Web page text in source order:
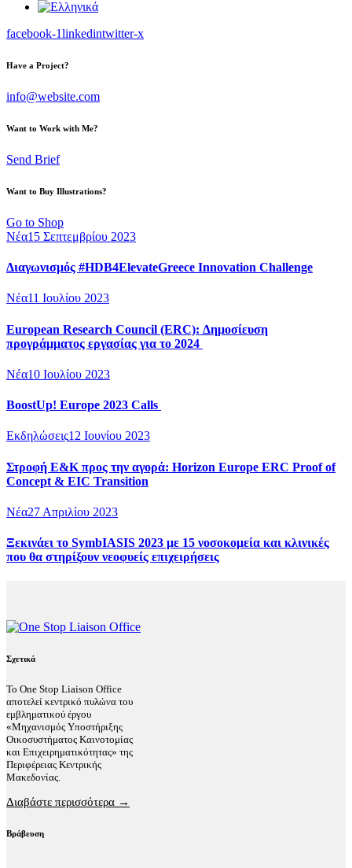
facebook-1linkedintwitter-x
Have a Project?
info@website.com
Want to Work with Me?
Send Brief
Want to Buy Illustrations?
Go to Shop
Νέα15 Σεπτεμβρίου 2023
Διαγωνισμός #HDB4ElevateGreece Innovation Challenge
Νέα11 Ιουλίου 2023
European Research Council (ERC): Δημοσίευση
προγράμματος εργασίας για το 2024
Νέα10 Ιουλίου 2023
BoostUp! Europe 2023 Calls
Εκδηλώσεις12 Ιουνίου 2023
Στροφή Ε&Κ προς την αγορά: Horizon Europe ERC Proof of
Concept & EIC Transition
Νέα27 Απριλίου 2023
Ξεκινάει το SymbIASIS 2023 με 15 νοσοκομεία και κλινικές
που θα στηρίξουν νεοφυείς επιχειρήσεις
Σχετικά
Το One Stop Liaison Office
αποτελεί κεντρικό πυλώνα του
εμβληματικού έργου
«Μηχανισμός Υποστήριξης
Οικοσυστήματος Καινοτομίας
και Επιχειρηματικότητας» της
Περιφέρειας Κεντρικής
Μακεδονίας.
Διαβάστε περισσότερα →
Βράβευση